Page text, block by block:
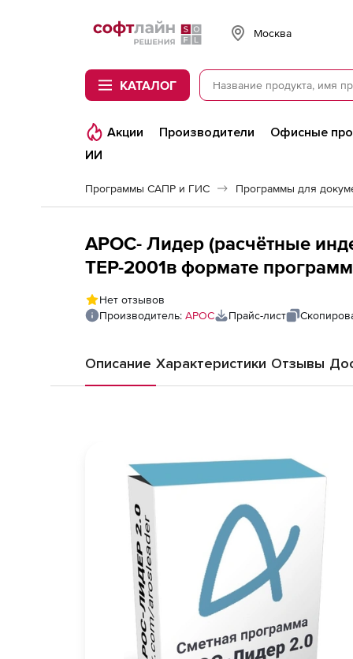
Softline
Москва
КАТАЛОГ
Акции Производители Офисные
ИИ
Программы САПР и ГИС Программы для
АРОС- Лидер (расчётные
ТЕР-2001в формате
Стройинформресурс, за 1
последующие рабочие места
Нет отзывов
Производитель: АРОС Прайс-лист
Описание Характеристики Отзывы